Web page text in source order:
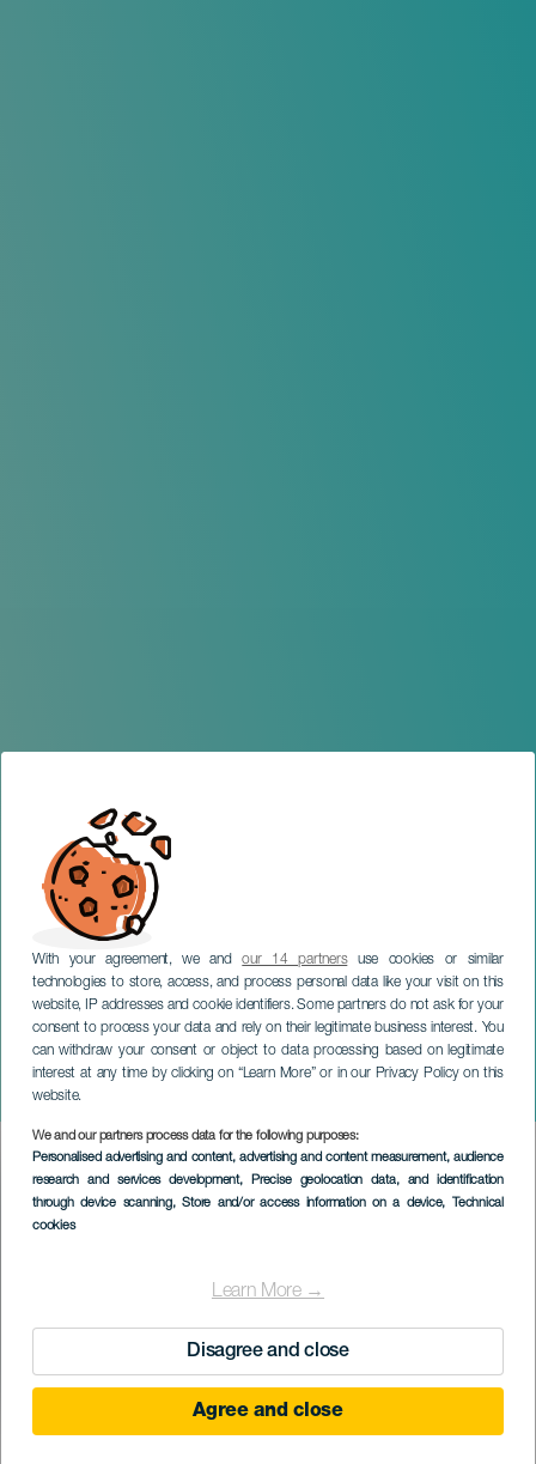
With your agreement, we andour 14 partnersuse cookies or similar
technologies to store, access, and process personal data like your visit on this
website, IP addresses and cookie identifiers. Some partners do not ask for your
consent to process your data and rely on their legitimate business interest. You
can withdraw your consent or object to data processing based on legitimate
interest at any time by clicking on “Learn More” or in our Privacy Policy on this
website.
We and our partners process data for the following purposes:
Personalised advertising and content, advertising and content measurement, audience
research and services development, Precise geolocation data, and identification
through device scanning, Store and/or access information on a device, Technical
cookies
Learn More →
Disagree and close
Agree and close
Fama Quartet: Ensemble de
viento madera
TENERIFE
Imagen
Listado